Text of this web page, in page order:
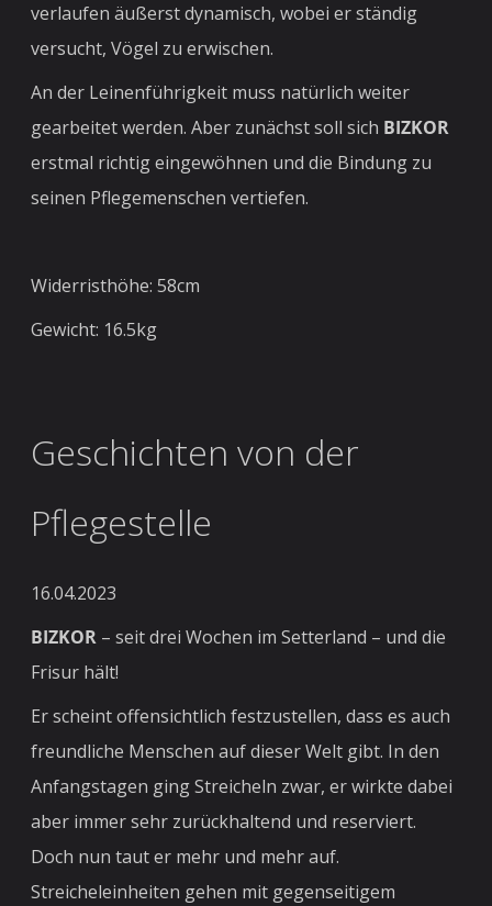
verlaufen äußerst dynamisch, wobei er ständig
versucht, Vögel zu erwischen.
An der Leinenführigkeit muss natürlich weiter
gearbeitet werden. Aber zunächst soll sich BIZKOR
erstmal richtig eingewöhnen und die Bindung zu
seinen Pflegemenschen vertiefen.
Widerristhöhe: 58cm
Gewicht: 16.5kg
Geschichten von der
Pflegestelle
16.04.2023
BIZKOR – seit drei Wochen im Setterland – und die
Frisur hält!
Er scheint offensichtlich festzustellen, dass es auch
freundliche Menschen auf dieser Welt gibt. In den
Anfangstagen ging Streicheln zwar, er wirkte dabei
aber immer sehr zurückhaltend und reserviert.
Doch nun taut er mehr und mehr auf.
Streicheleinheiten gehen mit gegenseitigem